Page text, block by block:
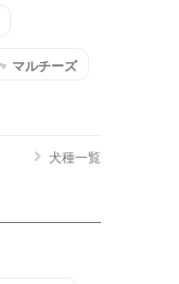
マルチーズ
犬種一覧